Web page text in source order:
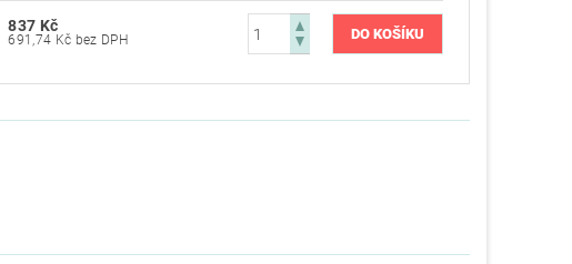
837 Kč
691,74 Kč bez DPH